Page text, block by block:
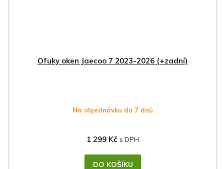
Ofuky oken Jaecoo 7 2023-2026 (+zadní)
Na objednávku do 7 dnů
1 299 Kč
DO KOŠÍKU